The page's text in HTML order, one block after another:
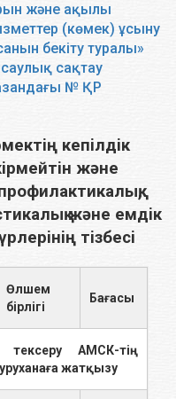
және ақылы
(көмек) ұсыну
бекіту туралы»
сақтау
№ ҚР
кепiлдiк
және
және емдiк
тiзбесi
Өлшем
бірлігі
Бағасы
тексеру АМСК-тің
жатқызу